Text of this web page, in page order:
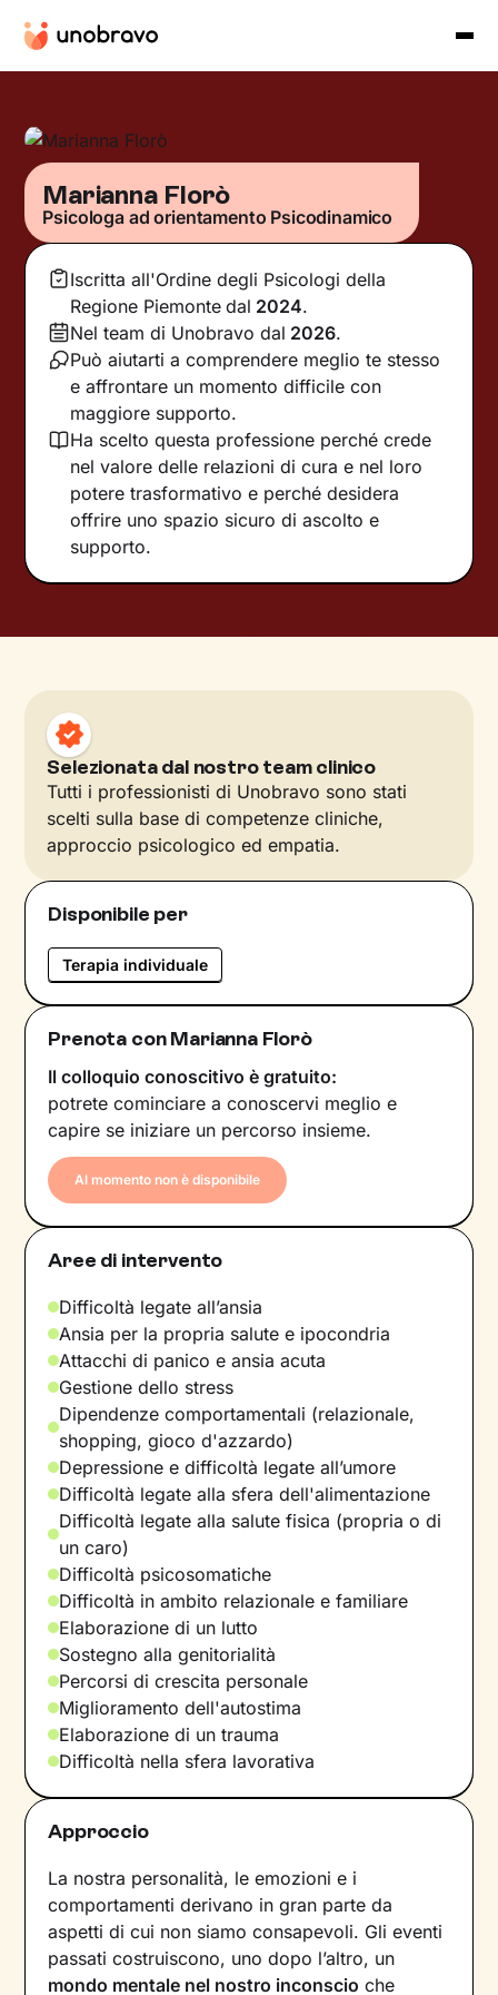
Marianna Florò
Psicologa ad orientamento Psicodinamico
Iscritta all'Ordine degli Psicologi della
Regione Piemonte dal 2024.
Nel team di Unobravo dal 2026.
Può aiutarti a comprendere meglio te stesso
e affrontare un momento difficile con
maggiore supporto.
Ha scelto questa professione perché crede
nel valore delle relazioni di cura e nel loro
potere trasformativo e perché desidera
offrire uno spazio sicuro di ascolto e
supporto.
Selezionata dal nostro team clinico
Tutti i professionisti di Unobravo sono stati
scelti sulla base di competenze cliniche,
approccio psicologico ed empatia.
Disponibile per
Terapia individuale
Prenota con Marianna Florò
Il colloquio conoscitivo è gratuito:
potrete cominciare a conoscervi meglio e
capire se iniziare un percorso insieme.
Al momento non è disponibile
Aree di intervento
Difficoltà legate all’ansia
Ansia per la propria salute e ipocondria
Attacchi di panico e ansia acuta
Gestione dello stress
Dipendenze comportamentali (relazionale,
shopping, gioco d'azzardo)
Depressione e difficoltà legate all’umore
Difficoltà legate alla sfera dell'alimentazione
Difficoltà legate alla salute fisica (propria o di
un caro)
Difficoltà psicosomatiche
Difficoltà in ambito relazionale e familiare
Elaborazione di un lutto
Sostegno alla genitorialità
Percorsi di crescita personale
Miglioramento dell'autostima
Elaborazione di un trauma
Difficoltà nella sfera lavorativa
Approccio
La nostra personalità, le emozioni e i
comportamenti derivano in gran parte da
aspetti di cui non siamo consapevoli. Gli eventi
passati costruiscono, uno dopo l’altro, un
mondo mentale nel nostro inconscio che